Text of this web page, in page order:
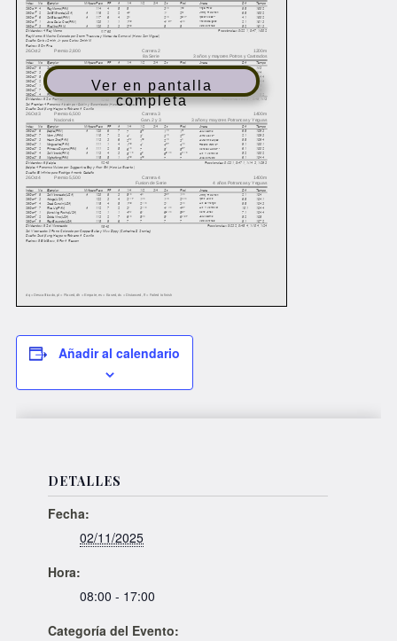
Ver en pantalla
completa
Añadir al calendario
DETALLES
Fecha:
02/11/2025
Hora:
08:00 - 17:00
Categoría del Evento: